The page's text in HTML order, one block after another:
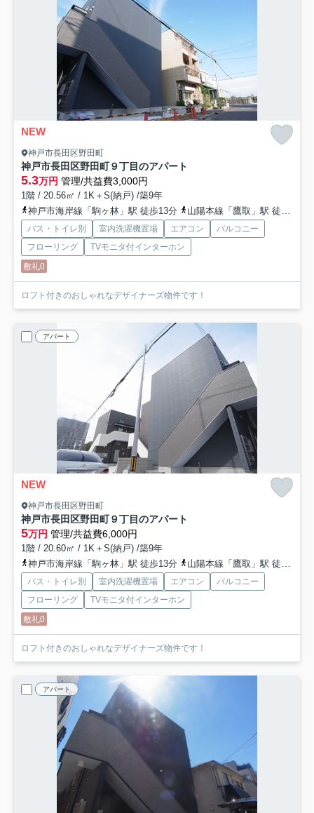
NEW
神戸市長田区野田町
神戸市長田区野田町９丁目のアパート
5.3万円 管理/共益費3,000円
1階 / 20.56㎡ / 1K＋S(納戸) /築9年
神戸市海岸線「駒ヶ林」駅 徒歩13分
山陽本線「鷹取」駅 徒歩12分
バス・トイレ別 室内洗濯機置場 エアコン
バルコニー
フローリング
TVモニタ付インターホン
敷礼0
ロフト付きのおしゃれなデザイナーズ物件です！
アパート
NEW
神戸市長田区野田町
神戸市長田区野田町９丁目のアパート
5万円 管理/共益費6,000円
1階 / 20.60㎡ / 1K＋S(納戸) /築9年
神戸市海岸線「駒ヶ林」駅 徒歩13分
山陽本線「鷹取」駅 徒歩12分
バス・トイレ別 室内洗濯機置場 エアコン
バルコニー
フローリング
TVモニタ付インターホン
敷礼0
ロフト付きのおしゃれなデザイナーズ物件です！
アパート